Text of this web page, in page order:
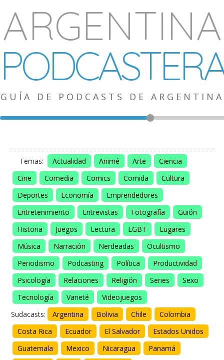
ARGENTINA
GUÍA DE PODCASTS DE ARGENTINA
Temas: Actualidad Animé Arte
Ciencia
Cine
Comedia Comics Comida
Cultura
Deportes
Economía
Emprendedores
Entretenimiento
Entrevistas Fotografía
Guión
Historia
Juegos Lectura LGBT
Lugares
Música
Narración Nerdeadas
Ocultismo
Periodismo
Podcasting Política
Productividad
Psicología
Relaciones Religión Series
Sexo
Tecnología
Varieté
Videojuegos
Sudacasts:
Argentina Bolivia Chile
Colombia
Costa Rica
Ecuador El Salvador
Estados Unidos
Guatemala
Mexico Nicaragua
Panamá